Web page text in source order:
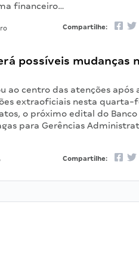
financeiro…
Compartilhe:
possíveis mudanças
ao centro das atenções após
extraoficiais nesta quarta-
o próximo edital do Banco
para Gerências
Compartilhe: